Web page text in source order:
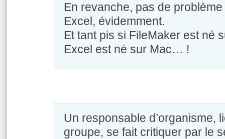
En revanche, pas de
Excel, évidemment.
Et tant pis si FileMaker est né
Excel est né sur Mac… !
Un responsable d’organisme,
groupe, se fait critiquer par le